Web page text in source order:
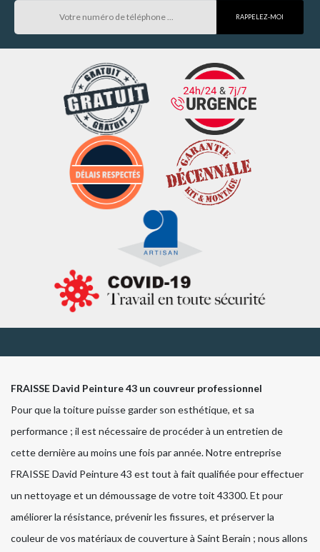
FRAISSE David Peinture 43 un couvreur professionnel
Pour que la toiture puisse garder son esthétique, et sa
performance ; il est nécessaire de procéder à un entretien de
cette dernière au moins une fois par année. Notre entreprise
FRAISSE David Peinture 43 est tout à fait qualifiée pour effectuer
un nettoyage et un démoussage de votre toit 43300. Et pour
améliorer la résistance, prévenir les fissures, et préserver la
couleur de vos matériaux de couverture à Saint Berain ; nous allons